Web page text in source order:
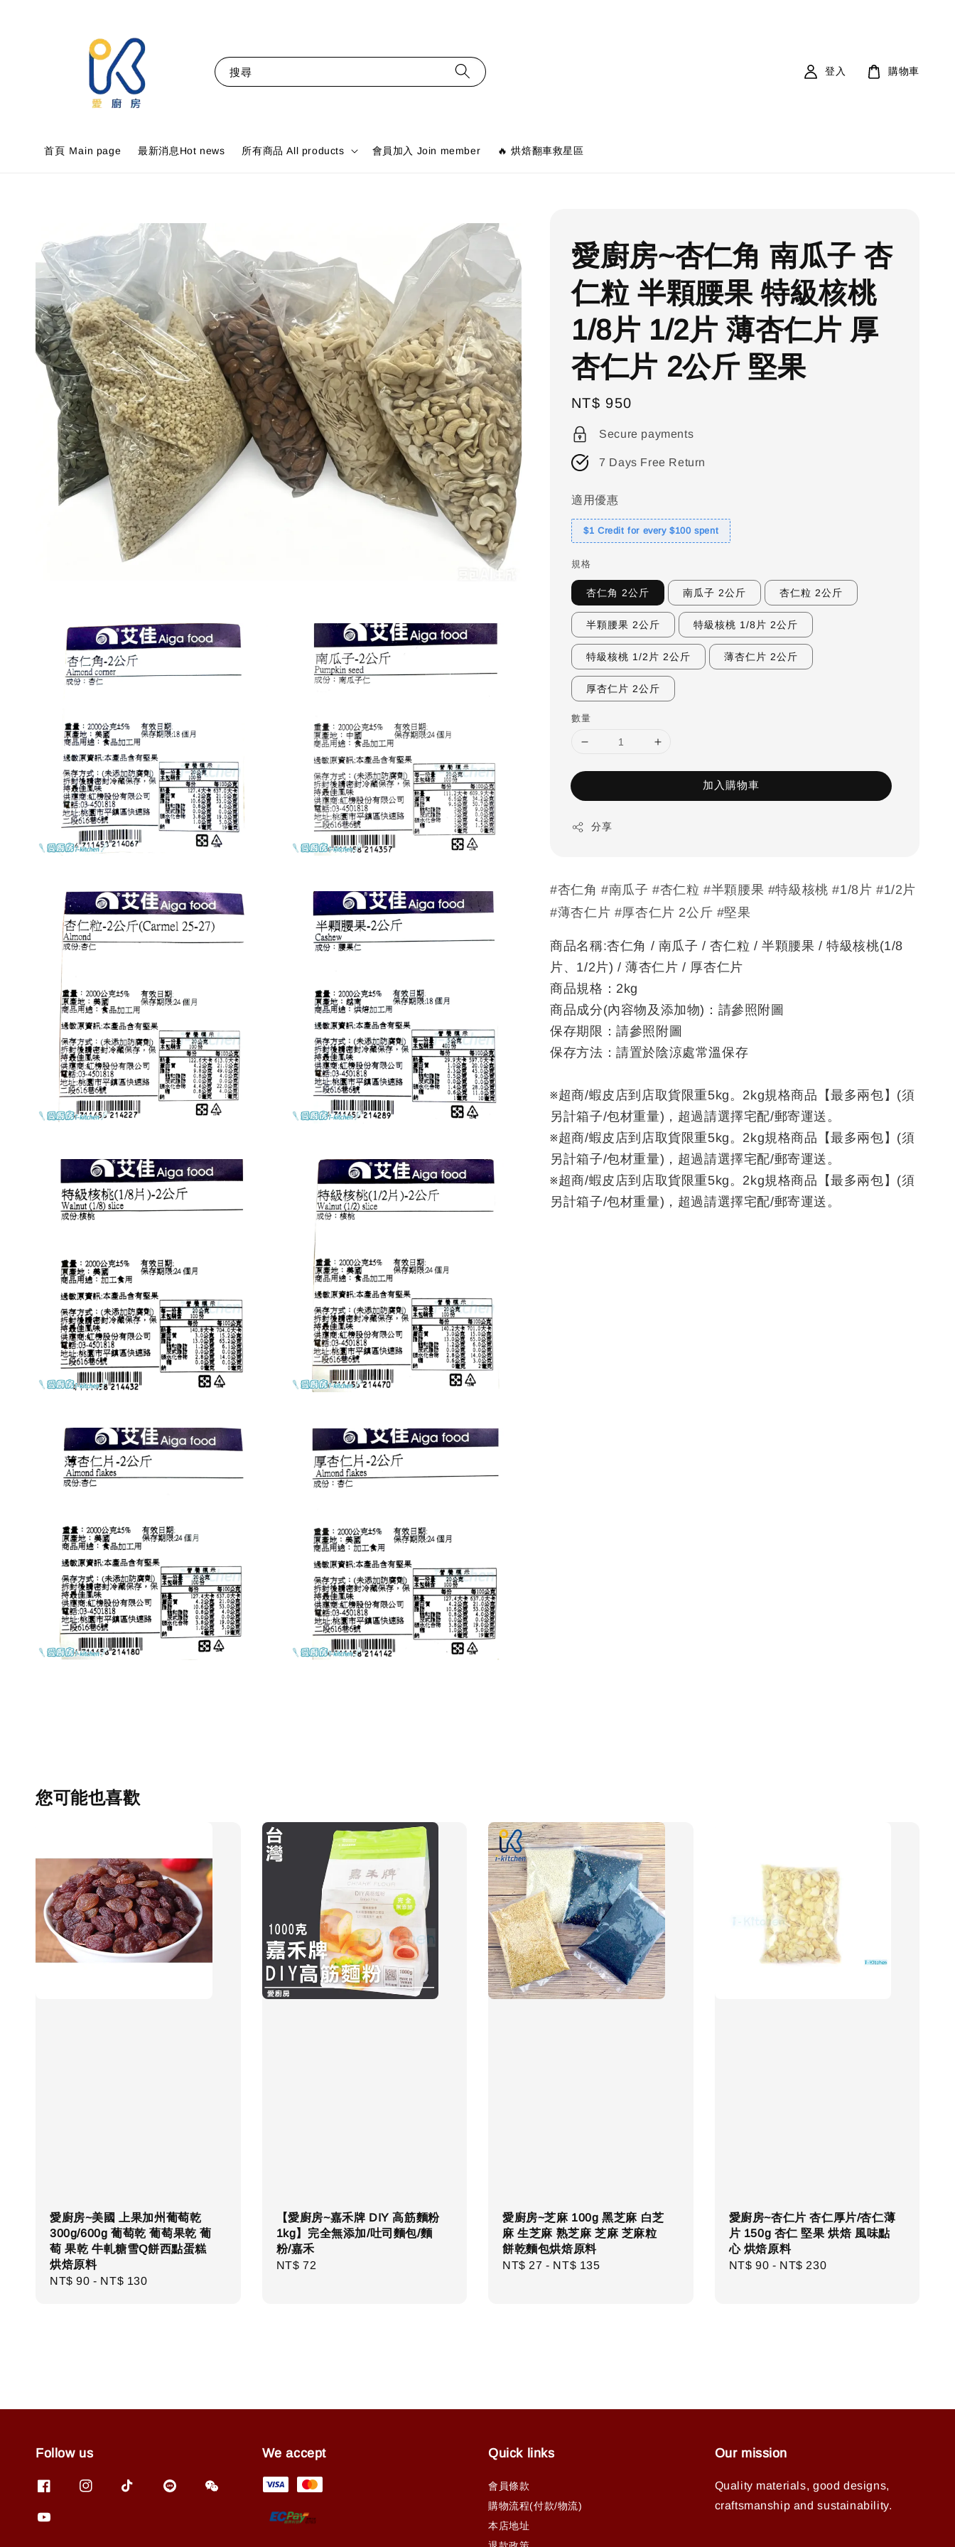
搜尋
首頁 Ｍain page 最新消息Hot news 所有商品 All products 會員加入 Join member 🔥 烘焙翻車救星區
登入 購物車
愛廚房~杏仁角 南瓜子 杏
仁粒 半顆腰果 特級核桃
1/8片 1/2片 薄杏仁片 厚
杏仁片 2公斤 堅果
Regular
price
NT$ 950
Secure payments
7 Days Free Return
適用優惠
$1 Credit for every $100 spent
規格
杏仁角 2公斤 南瓜子 2公斤 杏仁粒 2公斤
半顆腰果 2公斤 特級核桃 1/8片 2公斤
特級核桃 1/2片 2公斤 薄杏仁片 2公斤
厚杏仁片 2公斤
數量
加入購物車
分享
#杏仁角 #南瓜子 #杏仁粒 #半顆腰果 #特級核桃 #1/8片 #1/2片
#薄杏仁片 #厚杏仁片 2公斤 #堅果
商品名稱:杏仁角 / 南瓜子 / 杏仁粒 / 半顆腰果 / 特級核桃(1/8
片、1/2片) / 薄杏仁片 / 厚杏仁片
商品規格：2kg
商品成分(內容物及添加物)：請參照附圖
保存期限：請參照附圖
保存方法：請置於陰涼處常溫保存
※超商/蝦皮店到店取貨限重5kg。2kg規格商品【最多兩包】(須
另計箱子/包材重量)，超過請選擇宅配/郵寄運送。
※超商/蝦皮店到店取貨限重5kg。2kg規格商品【最多兩包】(須
另計箱子/包材重量)，超過請選擇宅配/郵寄運送。
※超商/蝦皮店到店取貨限重5kg。2kg規格商品【最多兩包】(須
另計箱子/包材重量)，超過請選擇宅配/郵寄運送。
您可能也喜歡
愛廚房~美國 上果加州葡萄乾
300g/600g 葡萄乾 葡萄果乾 葡
萄 果乾 牛軋糖雪Q餅西點蛋糕
烘焙原料
Regular
NT$ 90 - NT$ 130
【愛廚房~嘉禾牌 DIY 高筋麵粉
1kg】完全無添加/吐司麵包/麵
粉/嘉禾
Regular
NT$ 72
愛廚房~芝麻 100g 黑芝麻 白芝
麻 生芝麻 熟芝麻 芝麻 芝麻粒
餅乾麵包烘焙原料
Regular
NT$ 27 - NT$ 135
愛廚房~杏仁片 杏仁厚片/杏仁薄
片 150g 杏仁 堅果 烘焙 風味點
心 烘焙原料
Regular
NT$ 90 - NT$ 230
Follow us We accept Quick links
會員條款
購物流程(付款/物流)
本店地址
Our mission
Quality materials, good designs,
craftsmanship and sustainability.